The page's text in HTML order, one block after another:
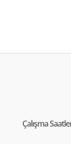
Çalışma